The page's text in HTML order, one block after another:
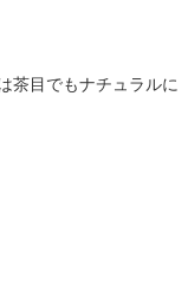
茶目でもナチュラルに